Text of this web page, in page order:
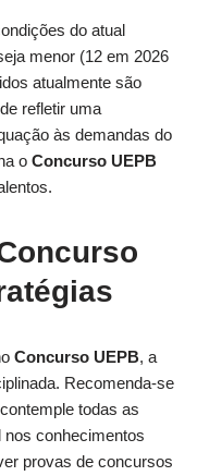
do atual
menor (12 em 2026
atualmente são
refletir uma
às demandas do
o Concurso UEPB
Concurso UEPB, a
Recomenda-se
todas as
conhecimentos
provas de concursos